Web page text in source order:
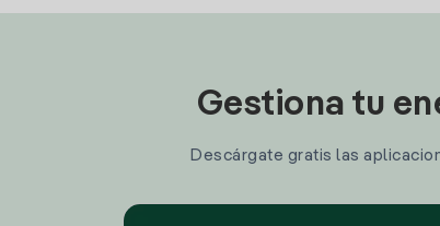
Gestiona tu
Descárgate gratis las